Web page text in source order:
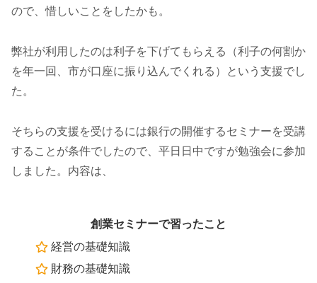
ので、惜しいことをしたかも。
弊社が利用したのは利子を下げてもらえる（利子の何割か
を年一回、市が口座に振り込んでくれる）という支援でし
た。
そちらの支援を受けるには銀行の開催するセミナーを受講
することが条件でしたので、平日日中ですが勉強会に参加
しました。内容は、
創業セミナーで習ったこと
経営の基礎知識
財務の基礎知識